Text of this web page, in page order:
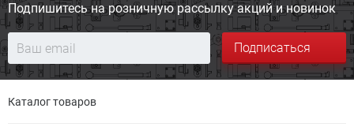
Подпишитесь на розничную рассылку акций и новинок
Подписаться
Каталог товаров